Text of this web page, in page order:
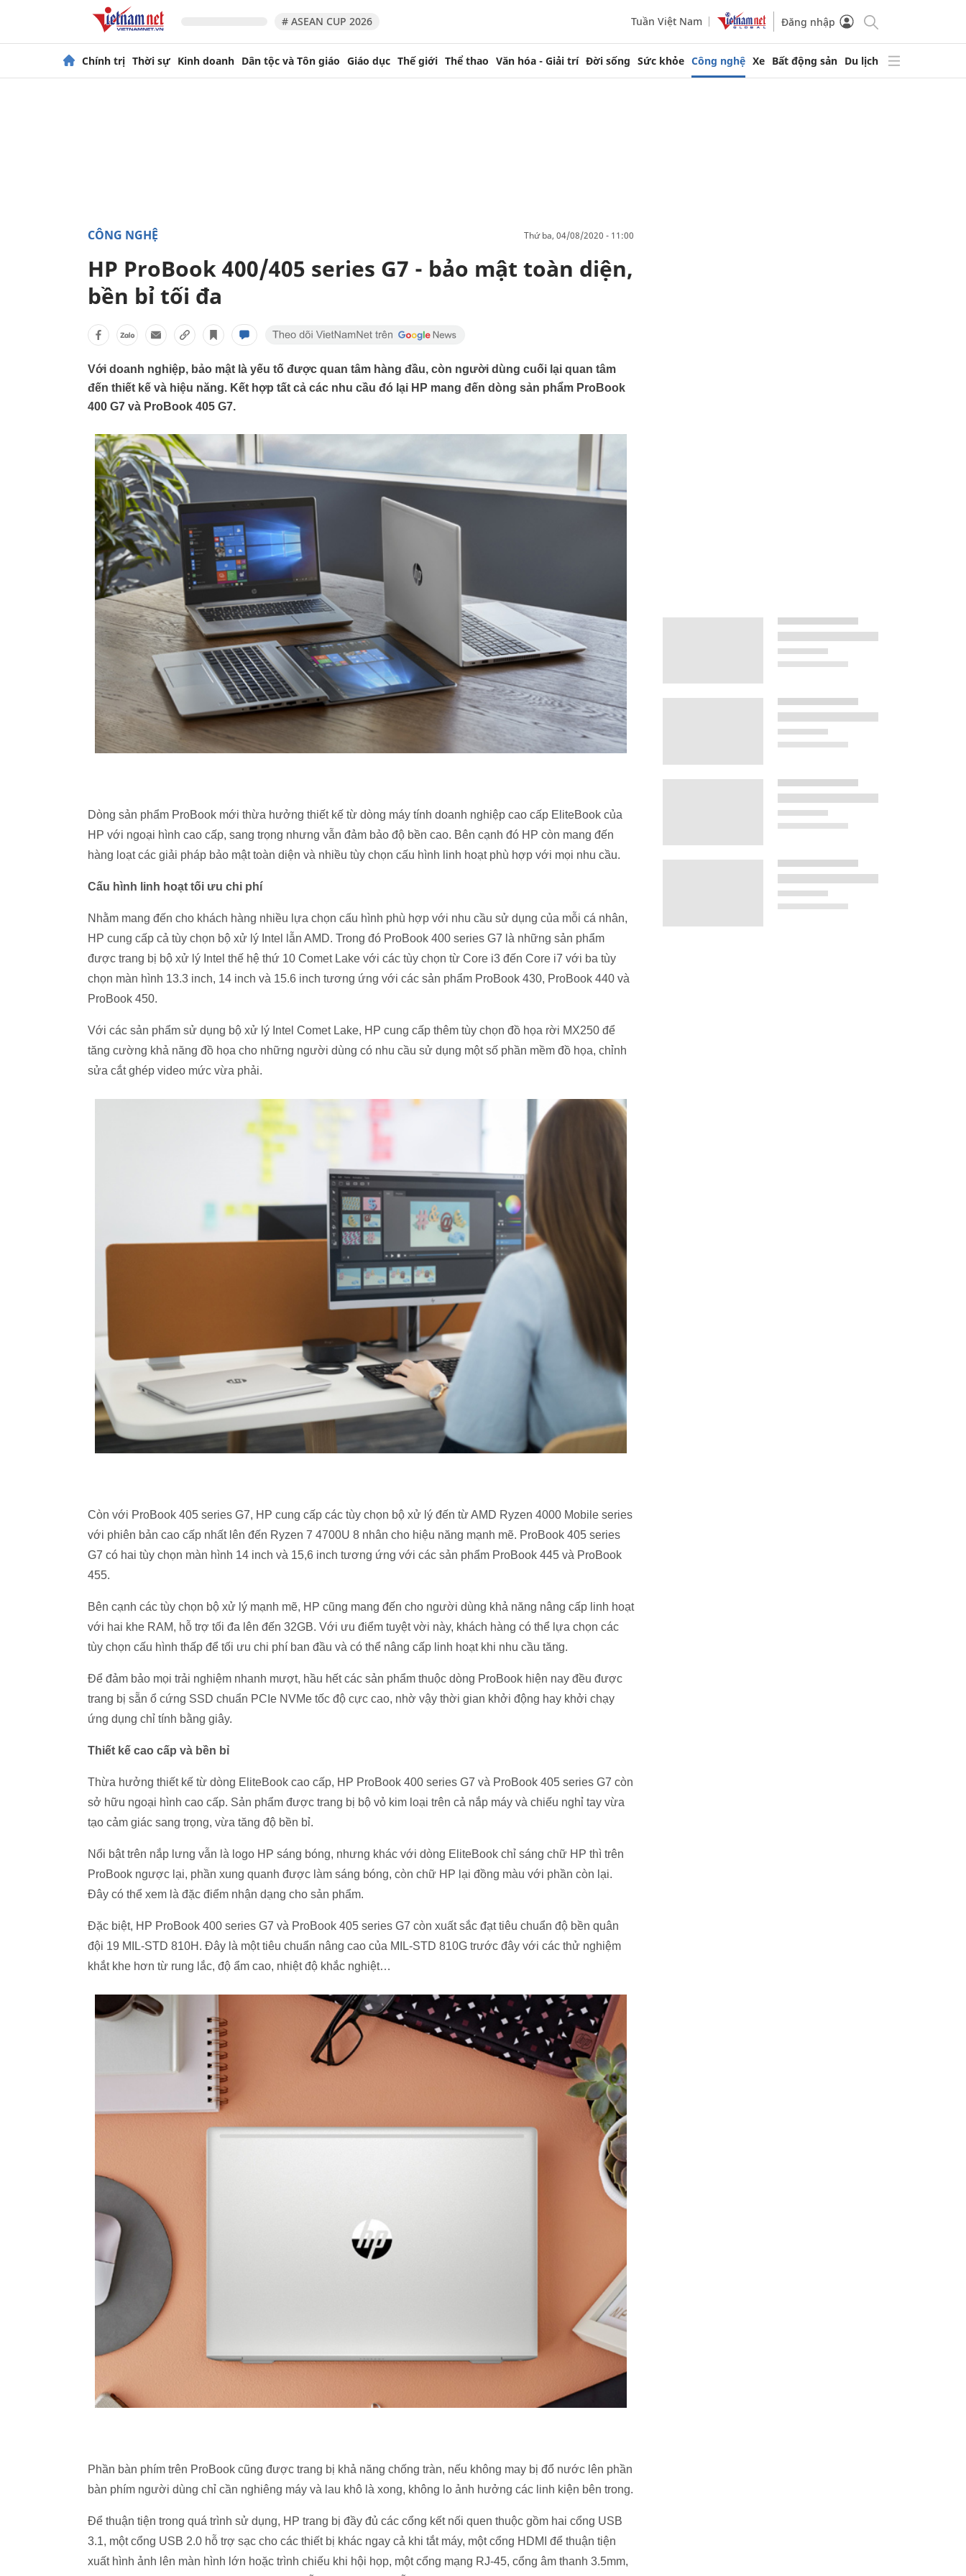
# ASEAN CUP 2026 Tuần Việt Nam Đăng nhập
Chính trị Thời sự Kinh doanh Dân tộc và Tôn giáo Giáo dục Thế giới Thể thao Văn hóa - Giải trí Đời sống Sức khỏe Công nghệ Xe Bất động sản Du lịch
CÔNG NGHỆ thứ ba, 04/08/2020 - 11:00
HP ProBook 400/405 series G7 - bảo mật toàn diện,
bền bỉ tối đa
Với doanh nghiệp, bảo mật là yếu tố được quan tâm hàng đầu, còn người dùng cuối lại quan tâm
đến thiết kế và hiệu năng. Kết hợp tất cả các nhu cầu đó lại HP mang đến dòng sản phẩm ProBook
400 G7 và ProBook 405 G7.
Dòng sản phẩm ProBook mới thừa hưởng thiết kế từ dòng máy tính doanh nghiệp cao cấp EliteBook của
HP với ngoại hình cao cấp, sang trọng nhưng vẫn đảm bảo độ bền cao. Bên cạnh đó HP còn mang đến
hàng loạt các giải pháp bảo mật toàn diện và nhiều tùy chọn cấu hình linh hoạt phù hợp với mọi nhu cầu.
Cấu hình linh hoạt tối ưu chi phí
Nhằm mang đến cho khách hàng nhiều lựa chọn cấu hình phù hợp với nhu cầu sử dụng của mỗi cá nhân,
HP cung cấp cả tùy chọn bộ xử lý Intel lẫn AMD. Trong đó ProBook 400 series G7 là những sản phẩm
được trang bị bộ xử lý Intel thế hệ thứ 10 Comet Lake với các tùy chọn từ Core i3 đến Core i7 với ba tùy
chọn màn hình 13.3 inch, 14 inch và 15.6 inch tương ứng với các sản phẩm ProBook 430, ProBook 440 và
ProBook 450.
Với các sản phẩm sử dụng bộ xử lý Intel Comet Lake, HP cung cấp thêm tùy chọn đồ họa rời MX250 để
tăng cường khả năng đồ họa cho những người dùng có nhu cầu sử dụng một số phần mềm đồ họa, chỉnh
sửa cắt ghép video mức vừa phải.
Còn với ProBook 405 series G7, HP cung cấp các tùy chọn bộ xử lý đến từ AMD Ryzen 4000 Mobile series
với phiên bản cao cấp nhất lên đến Ryzen 7 4700U 8 nhân cho hiệu năng mạnh mẽ. ProBook 405 series
G7 có hai tùy chọn màn hình 14 inch và 15,6 inch tương ứng với các sản phẩm ProBook 445 và ProBook
455.
Bên cạnh các tùy chọn bộ xử lý mạnh mẽ, HP cũng mang đến cho người dùng khả năng nâng cấp linh hoạt
với hai khe RAM, hỗ trợ tối đa lên đến 32GB. Với ưu điểm tuyệt vời này, khách hàng có thể lựa chọn các
tùy chọn cấu hình thấp để tối ưu chi phí ban đầu và có thể nâng cấp linh hoạt khi nhu cầu tăng.
Để đảm bảo mọi trải nghiệm nhanh mượt, hầu hết các sản phẩm thuộc dòng ProBook hiện nay đều được
trang bị sẵn ổ cứng SSD chuẩn PCIe NVMe tốc độ cực cao, nhờ vậy thời gian khởi động hay khởi chạy
ứng dụng chỉ tính bằng giây.
Thiết kế cao cấp và bền bỉ
Thừa hưởng thiết kế từ dòng EliteBook cao cấp, HP ProBook 400 series G7 và ProBook 405 series G7 còn
sở hữu ngoại hình cao cấp. Sản phẩm được trang bị bộ vỏ kim loại trên cả nắp máy và chiếu nghỉ tay vừa
tạo cảm giác sang trọng, vừa tăng độ bền bỉ.
Nổi bật trên nắp lưng vẫn là logo HP sáng bóng, nhưng khác với dòng EliteBook chỉ sáng chữ HP thì trên
ProBook ngược lại, phần xung quanh được làm sáng bóng, còn chữ HP lại đồng màu với phần còn lại.
Đây có thể xem là đặc điểm nhận dạng cho sản phẩm.
Đặc biệt, HP ProBook 400 series G7 và ProBook 405 series G7 còn xuất sắc đạt tiêu chuẩn độ bền quân
đội 19 MIL-STD 810H. Đây là một tiêu chuẩn nâng cao của MIL-STD 810G trước đây với các thử nghiệm
khắt khe hơn từ rung lắc, độ ẩm cao, nhiệt độ khắc nghiệt…
Phần bàn phím trên ProBook cũng được trang bị khả năng chống tràn, nếu không may bị đổ nước lên phần
bàn phím người dùng chỉ cần nghiêng máy và lau khô là xong, không lo ảnh hưởng các linh kiện bên trong.
Để thuận tiện trong quá trình sử dụng, HP trang bị đầy đủ các cổng kết nối quen thuộc gồm hai cổng USB
3.1, một cổng USB 2.0 hỗ trợ sạc cho các thiết bị khác ngay cả khi tắt máy, một cổng HDMI để thuận tiện
xuất hình ảnh lên màn hình lớn hoặc trình chiếu khi hội họp, một cổng mạng RJ-45, cổng âm thanh 3.5mm,